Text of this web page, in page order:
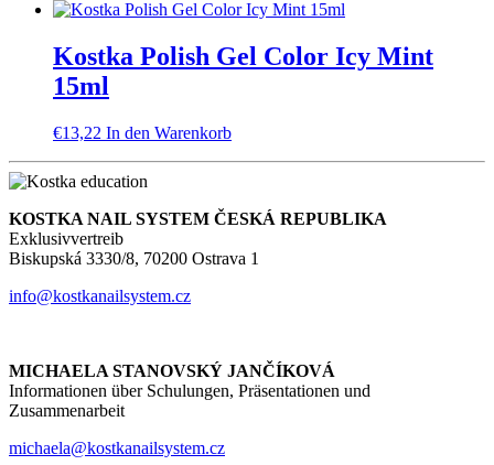
Kostka Polish Gel Color Icy Mint
15ml
€13,22 In den Warenkorb
KOSTKA NAIL SYSTEM ČESKÁ REPUBLIKA
Exklusivvertreib
Biskupská 3330/8, 70200 Ostrava 1
info@kostkanailsystem.cz
MICHAELA STANOVSKÝ JANČÍKOVÁ
Informationen über Schulungen, Präsentationen und
Zusammenarbeit
michaela@kostkanailsystem.cz